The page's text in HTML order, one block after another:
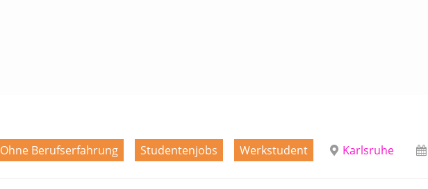
Ohne Berufserfahrung Studentenjobs Werkstudent Karlsruhe